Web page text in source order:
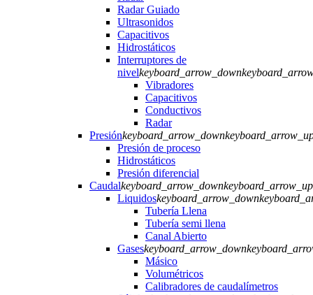
Radar Guiado
Ultrasonidos
Capacitivos
Hidrostáticos
Interruptores de
nivelkeyboard_arrow_down
Vibradores
Capacitivos
Conductivos
Radar
Presiónkeyboard_arrow_down
Presión de proceso
Hidrostáticos
Presión diferencial
Caudalkeyboard_arrow_downkeyboard_arrow_up
Liquidoskeyboard_arrow_down
Tubería Llena
Tubería semi llena
Canal Abierto
Gaseskeyboard_arrow_down
Másico
Volumétricos
Calibradores de caudalímetros